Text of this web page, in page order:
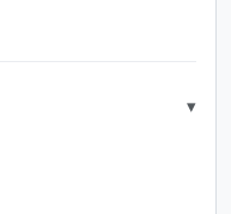
▾